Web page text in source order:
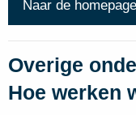
Naar de homepage
Overige
Hoe werken